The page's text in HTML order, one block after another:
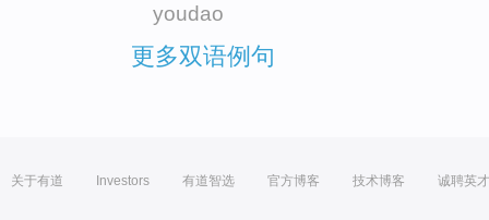
youdao
更多双语例句
关于有道 Investors 有道智选 官方博客 技术博客 诚聘英才